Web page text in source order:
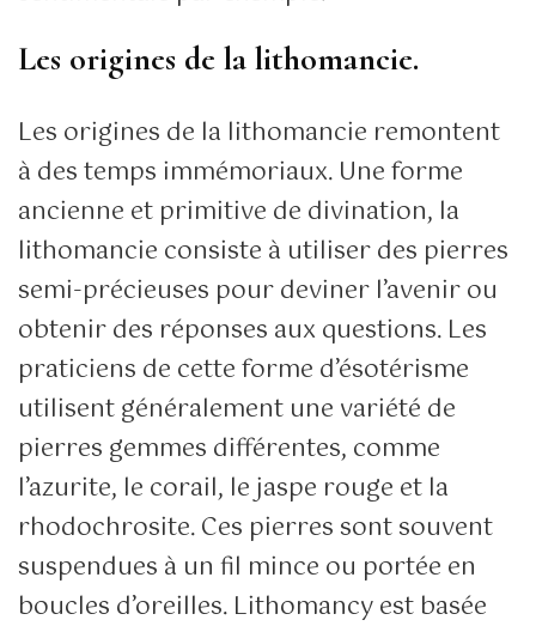
Les origines de la lithomancie.
Les origines de la lithomancie remontent
à des temps immémoriaux. Une forme
ancienne et primitive de divination, la
lithomancie consiste à utiliser des pierres
semi-précieuses pour deviner l’avenir ou
obtenir des réponses aux questions. Les
praticiens de cette forme d’ésotérisme
utilisent généralement une variété de
pierres gemmes différentes, comme
l’azurite, le corail, le jaspe rouge et la
rhodochrosite. Ces pierres sont souvent
suspendues à un fil mince ou portée en
boucles d’oreilles. Lithomancy est basée